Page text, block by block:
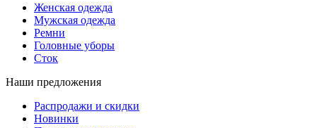
Женская одежда
Мужская одежда
Ремни
Головные уборы
Сток
Наши предложения
Распродажи и скидки
Новинки